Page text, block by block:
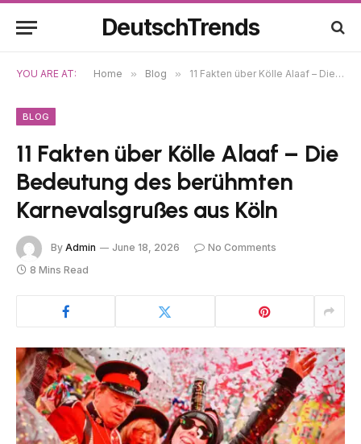
DeutschTrends
YOU ARE AT: Home » Blog » 11 Fakten über Kölle Alaaf – Die Bedeutung des berühmten Karnevalsgrußes aus Köln
BLOG
11 Fakten über Kölle Alaaf – Die
Bedeutung des berühmten
Karnevalsgrußes aus Köln
By Admin June 18, 2026
No Comments
8 Mins Read